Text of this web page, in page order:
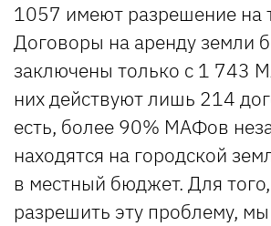
1057 имеют разрешение на
Договоры на аренду земли
заключены только с 1 743
них действуют лишь 214
есть, более 90% МАФов
находятся на городской
в местный бюджет. Для
разрешить эту проблему,